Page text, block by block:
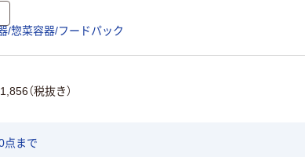
/惣菜容器/フードパック
（税抜き）
点まで